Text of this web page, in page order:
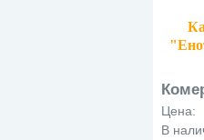
Цена:
В